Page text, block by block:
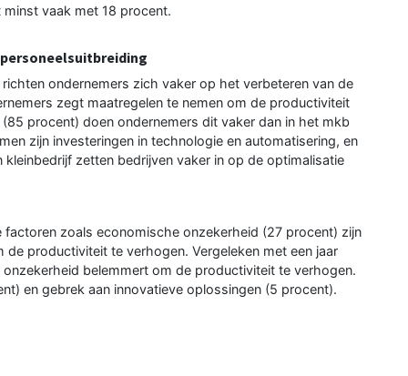
vaak met 18 procent.
ondernemers zich vaker op het verbeteren van de
zegt maatregelen te nemen om de productiviteit
procent) doen ondernemers dit vaker dan in het mkb
zijn investeringen in technologie en automatisering, en
zetten bedrijven vaker in op de optimalisatie
zoals economische onzekerheid (27 procent) zijn
productiviteit te verhogen. Vergeleken met een jaar
belemmert om de productiviteit te verhogen.
en gebrek aan innovatieve oplossingen (5 procent).